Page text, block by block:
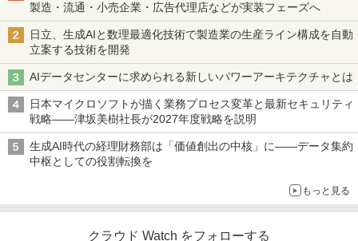
製造・流通・小売企業・広告代理店などが実装フェーズへ
日立、生成AIと数理最適化技術で製造業の生産ライン構成を自動
立案する技術を開発
AIデータセンターに求められる新しいパワーアーキテクチャとは
日本マイクロソフトが描く業務プロセス変革と最新セキュリティ
戦略――津坂美樹社長が2027年度戦略を説明
生成AI時代の経理財務部は「価値創出の中核」に――データ集約
中枢としての役割転換を
もっと見る
クラウド Watch をフォローする